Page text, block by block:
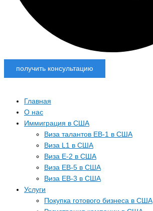
получить консультацию
Главная
О нас
Иммиграция в США
Виза талантов EB-1 в США
Виза L1 в США
Виза E-2 в США
Виза EB-5 в США
Виза EB-3 в США
Услуги
Покупка готового бизнеса в США